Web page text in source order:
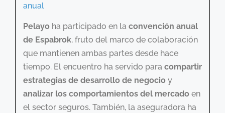
anual
Pelayo ha participado en la convención anual
de Espabrok, fruto del marco de colaboración
que mantienen ambas partes desde hace
tiempo. El encuentro ha servido para compartir
estrategias de desarrollo de negocio y
analizar los comportamientos del mercado en
el sector seguros. También, la aseguradora ha